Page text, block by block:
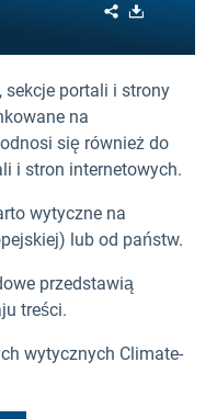
Share
sekcje portali i strony
na
się również do
i stron internetowych.
wytyczne na
lub od państw.
przedstawią
treści.
wytycznych Climate-